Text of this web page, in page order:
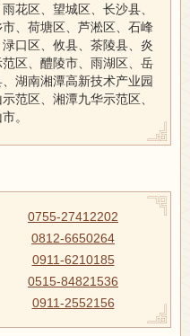
花区、望城区、长沙县、
、荷塘区、芦淞区、石峰
口区、攸县、茶陵县、炎
区、醴陵市、雨湖区、岳
湖南湘潭高新技术产业园
范区、湘潭九华示范区、
。
0755-27412202
0812-6650264
0911-6210185
0515-84821536
0911-2552156